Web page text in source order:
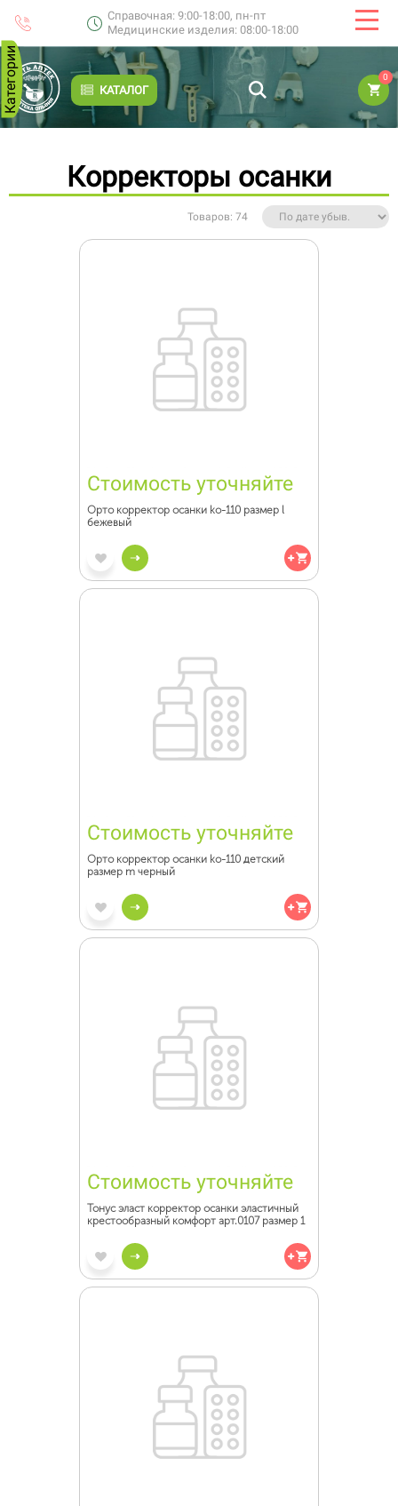
Справочная: 9:00-18:00, пн-пт
Медицинские изделия: 08:00-18:00
КАТАЛОГ
0
Категории
Корректоры осанки
Товаров: 74
Стоимость уточняйте
Орто корректор осанки ko-110 размер l
бежевый
Стоимость уточняйте
Орто корректор осанки ko-110 детский
размер m черный
Стоимость уточняйте
Тонус эласт корректор осанки эластичный
крестообразный комфорт арт.0107 размер 1